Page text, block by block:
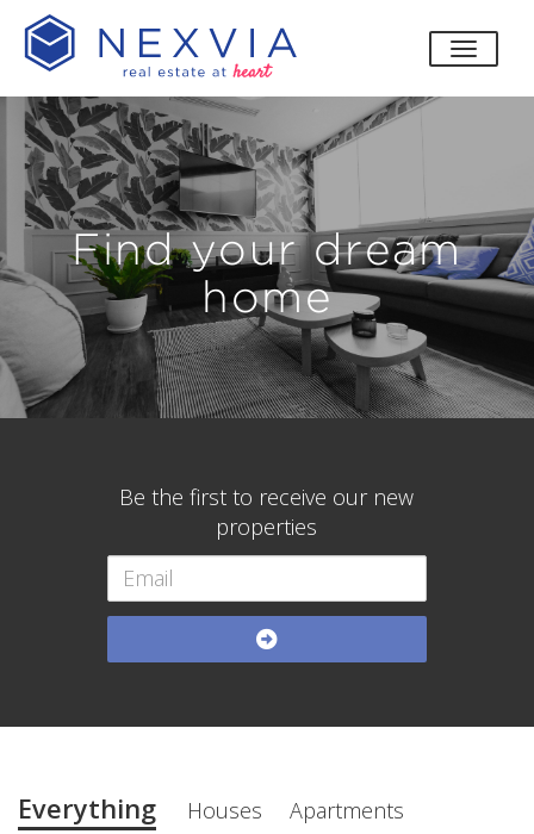
toggle
Find your dream
home
Be the first to receive our new
properties
Everything Houses
Apartments